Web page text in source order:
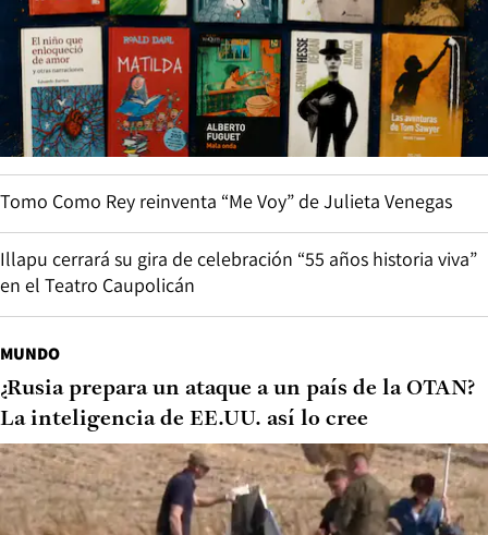
Tomo Como Rey reinventa “Me Voy” de Julieta Venegas
Illapu cerrará su gira de celebración “55 años historia viva”
en el Teatro Caupolicán
MUNDO
¿Rusia prepara un ataque a un país de la OTAN?
La inteligencia de EE.UU. así lo cree